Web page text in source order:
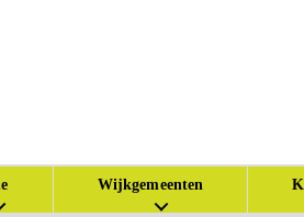
Wijkgemeenten